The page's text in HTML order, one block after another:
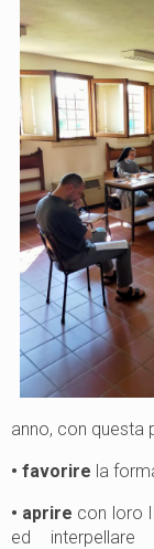
anno, con questa
• favorire la
• aprire con loro
ed